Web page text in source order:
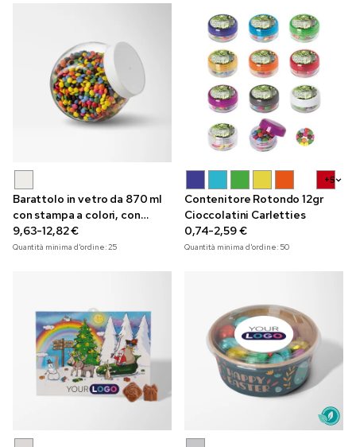
Barattolo in vetro da 870 ml
con stampa a colori, con
cioccolatini Choco Mix
9,63-12,82 €
Quantità minima d'ordine:25
+5
Contenitore Rotondo 12gr
Cioccolatini Carletties
0,74-2,59 €
Quantità minima d'ordine: 50